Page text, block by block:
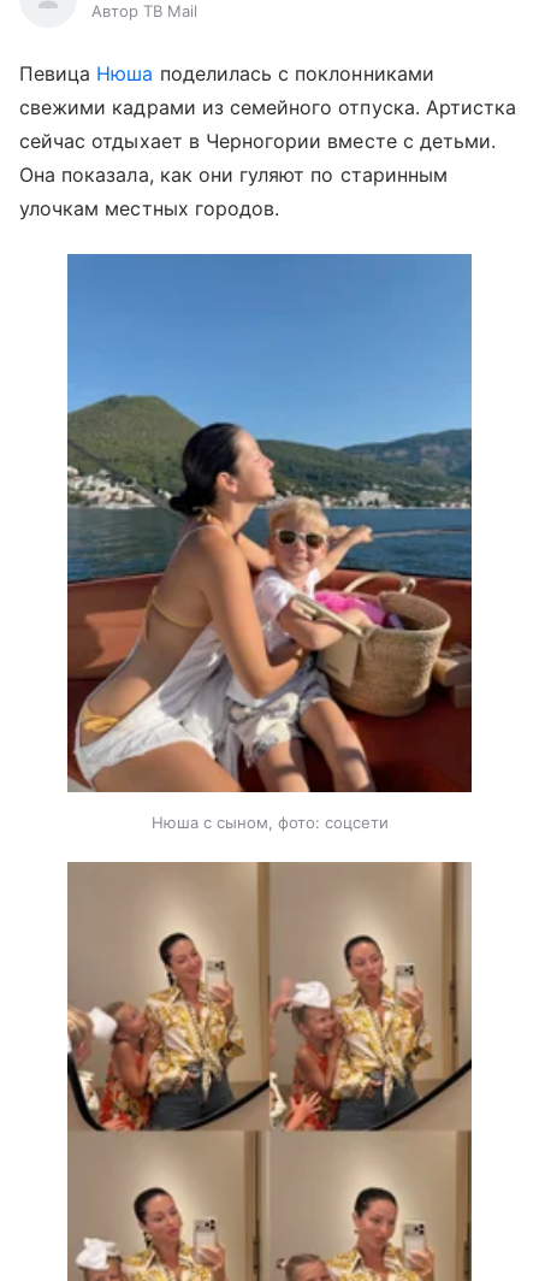
Автор ТВ Mail
Певица Нюша поделилась с поклонниками
свежими кадрами из семейного отпуска. Артистка
сейчас отдыхает в Черногории вместе с детьми.
Она показала, как они гуляют по старинным
улочкам местных городов.
Нюша с сыном, фото: соцсети